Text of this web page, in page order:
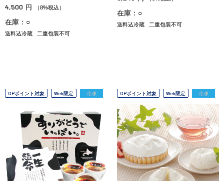
4,500 円 （8%税込）
在庫：○
送料込冷蔵 二重包装不可
在庫：○
送料込冷蔵 二重包装不可
OPポイント対象 Web限定 冷凍 OPポイント対象 Web限定 冷凍